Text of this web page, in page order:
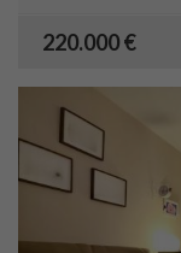
220.000 €